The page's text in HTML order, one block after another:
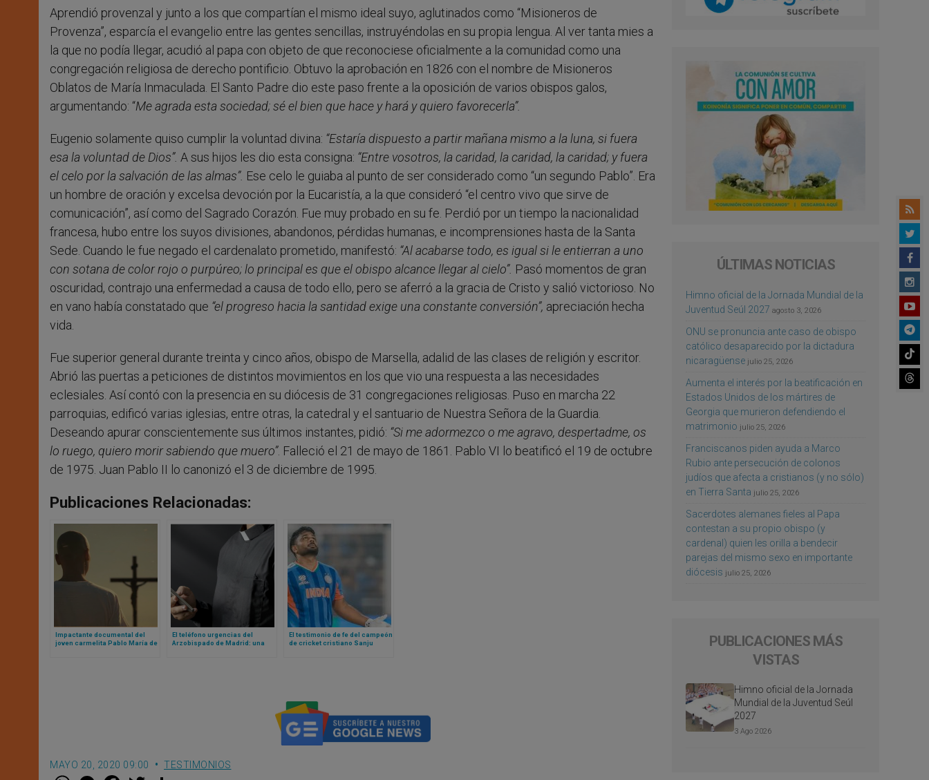
Aprendió provenzal y junto a los que compartían el mismo ideal suyo, aglutinados como “Misioneros de
Provenza”, esparcía el evangelio entre las gentes sencillas, instruyéndolas en su propia lengua. Al ver tanta mies a
la que no podía llegar, acudió al papa con objeto de que reconociese oficialmente a la comunidad como una
congregación religiosa de derecho pontificio. Obtuvo la aprobación en 1826 con el nombre de Misioneros
Oblatos de María Inmaculada. El Santo Padre dio este paso frente a la oposición de varios obispos galos,
argumentando: “Me agrada esta sociedad; sé el bien que hace y hará y quiero favorecerla”.
Eugenio solamente quiso cumplir la voluntad divina: “Estaría dispuesto a partir mañana mismo a la luna, si fuera
esa la voluntad de Dios”. A sus hijos les dio esta consigna: “Entre vosotros, la caridad, la caridad, la caridad; y fuera
el celo por la salvación de las almas”. Ese celo le guiaba al punto de ser considerado como “un segundo Pablo”. Era
un hombre de oración y excelsa devoción por la Eucaristía, a la que consideró “el centro vivo que sirve de
comunicación”, así como del Sagrado Corazón. Fue muy probado en su fe. Perdió por un tiempo la nacionalidad
francesa, hubo entre los suyos divisiones, abandonos, pérdidas humanas, e incomprensiones hasta de la Santa
Sede. Cuando le fue negado el cardenalato prometido, manifestó: “Al acabarse todo, es igual si le entierran a uno
con sotana de color rojo o purpúreo; lo principal es que el obispo alcance llegar al cielo”. Pasó momentos de gran
oscuridad, contrajo una enfermedad a causa de todo ello, pero se aferró a la gracia de Cristo y salió victorioso. No
en vano había constatado que “el progreso hacia la santidad exige una constante conversión”, apreciación hecha
vida.
Fue superior general durante treinta y cinco años, obispo de Marsella, adalid de las clases de religión y escritor.
Abrió las puertas a peticiones de distintos movimientos en los que vio una respuesta a las necesidades
eclesiales. Así contó con la presencia en su diócesis de 31 congregaciones religiosas. Puso en marcha 22
parroquias, edificó varias iglesias, entre otras, la catedral y el santuario de Nuestra Señora de la Guardia.
Deseando apurar conscientemente sus últimos instantes, pidió: “Si me adormezco o me agravo, despertadme, os
lo ruego, quiero morir sabiendo que muero”. Falleció el 21 de mayo de 1861. Pablo VI lo beatificó el 19 de octubre
de 1975. Juan Pablo II lo canonizó el 3 de diciembre de 1995.
Publicaciones Relacionadas:
Impactante documental del
joven carmelita Pablo María de
El teléfono urgencias del
Arzobispado de Madrid: una
El testimonio de fe del campeón
de cricket cristiano Sanju
MAYO 20, 2020 09:00 TESTIMONIOS
ÚLTIMAS NOTICIAS
Himno oficial de la Jornada Mundial de la
Juventud Seúl 2027 agosto 3, 2026
ONU se pronuncia ante caso de obispo
católico desaparecido por la dictadura
nicaragüense julio 25, 2026
Aumenta el interés por la beatificación en
Estados Unidos de los mártires de
Georgia que murieron defendiendo el
matrimonio julio 25, 2026
Franciscanos piden ayuda a Marco
Rubio ante persecución de colonos
judíos que afecta a cristianos (y no sólo)
en Tierra Santa julio 25, 2026
Sacerdotes alemanes fieles al Papa
contestan a su propio obispo (y
cardenal) quien les orilla a bendecir
parejas del mismo sexo en importante
diócesis julio 25, 2026
PUBLICACIONES MÁS
VISTAS
Himno oficial de la Jornada
Mundial de la Juventud Seúl
2027
3 Ago 2026